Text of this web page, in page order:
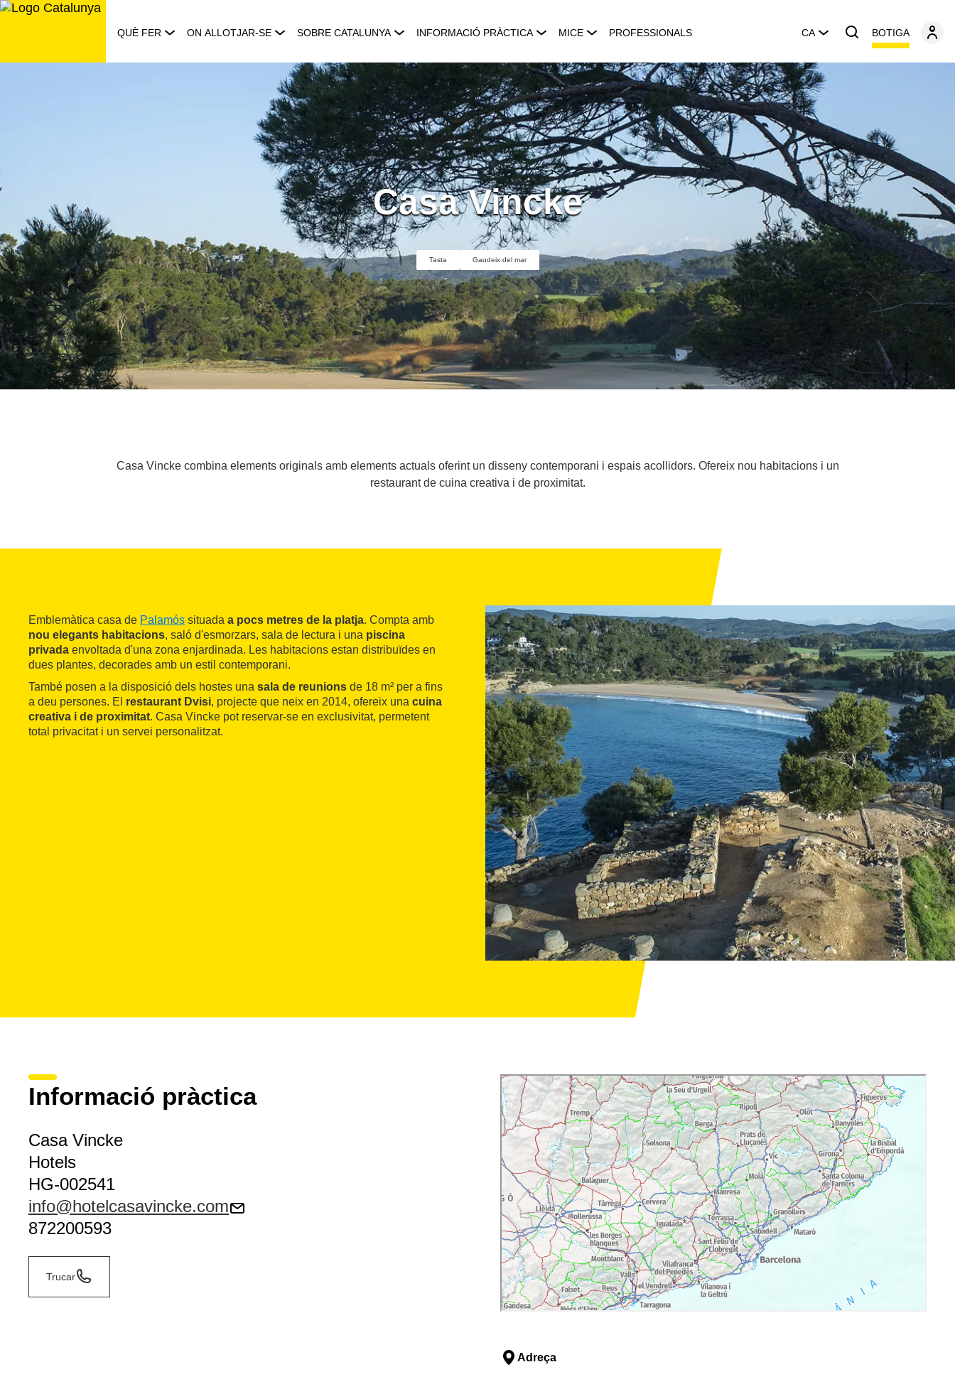
Saltar
QUÈ FER ON ALLOTJAR-SE SOBRE CATALUNYA INFORMACIÓ PRÀCTICA MICE PROFESSIONALS CA BOTIGA
Casa Vincke
Tasta Gaudeix del mar
Casa Vincke combina elements originals amb elements actuals oferint un disseny contemporani i espais acollidors. Ofereix nou habitacions i un
restaurant de cuina creativa i de proximitat.
Emblemàtica casa de Palamós situada a pocs metres de la platja. Compta amb
nou elegants habitacions, saló d'esmorzars, sala de lectura i una piscina
privada envoltada d'una zona enjardinada. Les habitacions estan distribuïdes en
dues plantes, decorades amb un estil contemporani.
També posen a la disposició dels hostes una sala de reunions de 18 m² per a fins
a deu persones. El restaurant Dvisi, projecte que neix en 2014, ofereix una cuina
creativa i de proximitat. Casa Vincke pot reservar-se en exclusivitat, permetent
total privacitat i un servei personalitzat.
Informació pràctica
Casa Vincke
Hotels
HG-002541
info@hotelcasavincke.com
872200593
Trucar
Adreça